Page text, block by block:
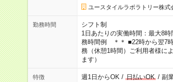
ユースタイルラボラトリー株式
勤務時間
シフト制
1日あたりの実働時間：最大8
務時間例 ＊＊ ■22時から翌7
務（休憩1時間）ご利用者様に
ます）
特徴 週1日からOK / 日払いOK/ 副